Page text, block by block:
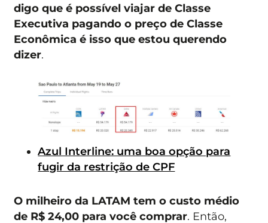
digo que é possível viajar de Classe
Executiva pagando o preço de Classe
Econômica é isso que estou querendo
dizer.
Azul Interline: uma boa opção para
fugir da restrição de CPF
O milheiro da LATAM tem o custo médio
de R$ 24,00 para você comprar. Então,